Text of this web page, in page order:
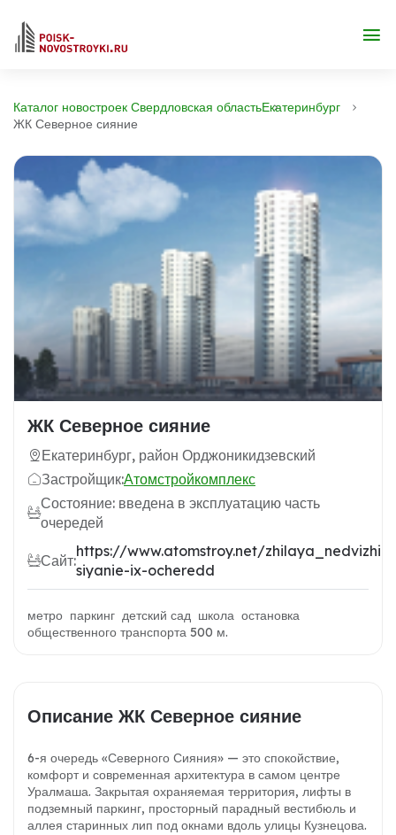
Каталог новостроек Свердловская областьЕкатеринбург
ЖК Северное сияние
ЖК Северное сияние
Екатеринбург, район Орджоникидзевский
Застройщик:Атомстройкомплекс
Состояние: введена в эксплуатацию часть
очередей
Сайт:
https://www.atomstroy.net/
siyanie-ix-ocheredd
метро паркинг детский сад школа остановка
общественного транспорта 500 м.
Описание ЖК Северное сияние
6-я очередь «Северного Сияния» — это спокойствие,
комфорт и современная архитектура в самом центре
Уралмаша. Закрытая охраняемая территория, лифты в
подземный паркинг, просторный парадный вестибюль и
аллея старинных лип под окнами вдоль улицы Кузнецова.